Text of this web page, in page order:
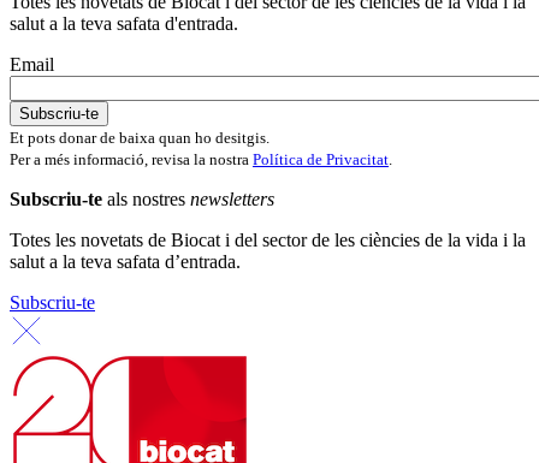
salut a la teva safata d'entrada.
Email
Et pots donar de baixa quan ho desitgis.
Per a més informació, revisa la nostra Política de Privacitat
Subscriu-te als nostres newsletters
Totes les novetats de Biocat i del sector de les ciències de la vida i la
salut a la teva safata d’entrada.
Subscriu-te